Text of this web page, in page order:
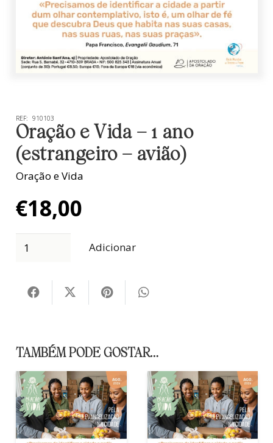
REF: 910103
Oração e Vida – 1 ano
(estrangeiro – avião)
Oração e Vida
€18,00
Adicionar
TAMBÉM PODE GOSTAR…